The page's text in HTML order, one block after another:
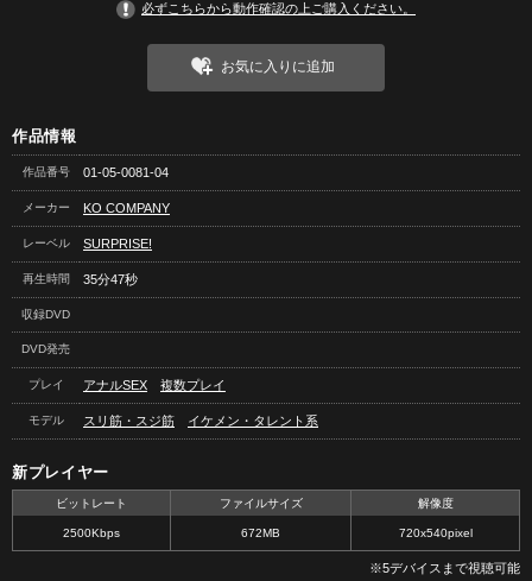
必ずこちらから動作確認の上ご購入ください。
お気に入りに追加
作品情報
作品番号 01-05-0081-04
メーカー KO COMPANY
レーベル SURPRISE!
再生時間 35分47秒
収録DVD
DVD発売
プレイ アナルSEX 複数プレイ
モデル スリ筋・スジ筋 イケメン・タレント系
新プレイヤー
ビットレート ファイルサイズ 解像度
2500Kbps 672MB 720x540pixel
※5デバイスまで視聴可能